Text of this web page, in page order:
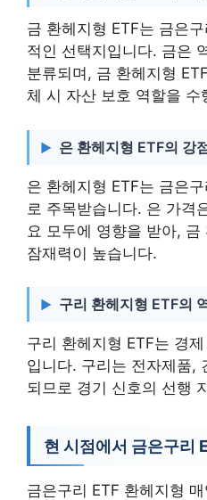
금 환헤지형 ETF는 금은
적인 선택지입니다. 금은
분류되며, 금 환헤지형
체 시 자산 보호 역할을 수
은 환헤지형 ETF의 강
은 환헤지형 ETF는 금은
로 주목받습니다. 은 가격
요 모두에 영향을 받아, 금
잠재력이 높습니다.
구리 환헤지형 ETF의
구리 환헤지형 ETF는 경
입니다. 구리는 전자제품,
되므로 경기 신호의 선행
현 시점에서 금은구리
금은구리 ETF 환헤지형